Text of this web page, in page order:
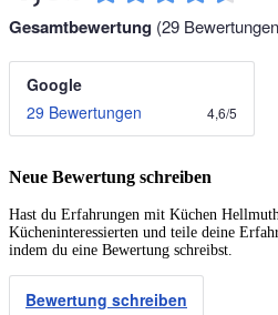
Gesamtbewertung (29
Google
29 Bewertungen
4,6/5
Neue Bewertung schreiben
Hast du Erfahrungen mit Küchen
Kücheninteressierten und teile deine
indem du eine Bewertung schreibst.
Bewertung schreiben